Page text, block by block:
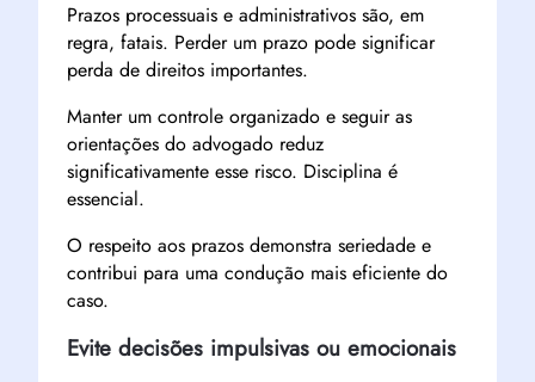
Prazos processuais e administrativos são, em
regra, fatais. Perder um prazo pode significar
perda de direitos importantes.
Manter um controle organizado e seguir as
orientações do advogado reduz
significativamente esse risco. Disciplina é
essencial.
O respeito aos prazos demonstra seriedade e
contribui para uma condução mais eficiente do
caso.
Evite decisões impulsivas ou emocionais